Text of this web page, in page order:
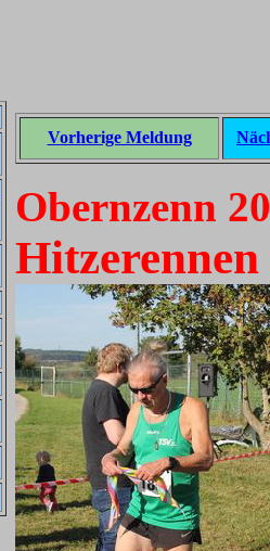
Vorherige Meldung
Obernzenn